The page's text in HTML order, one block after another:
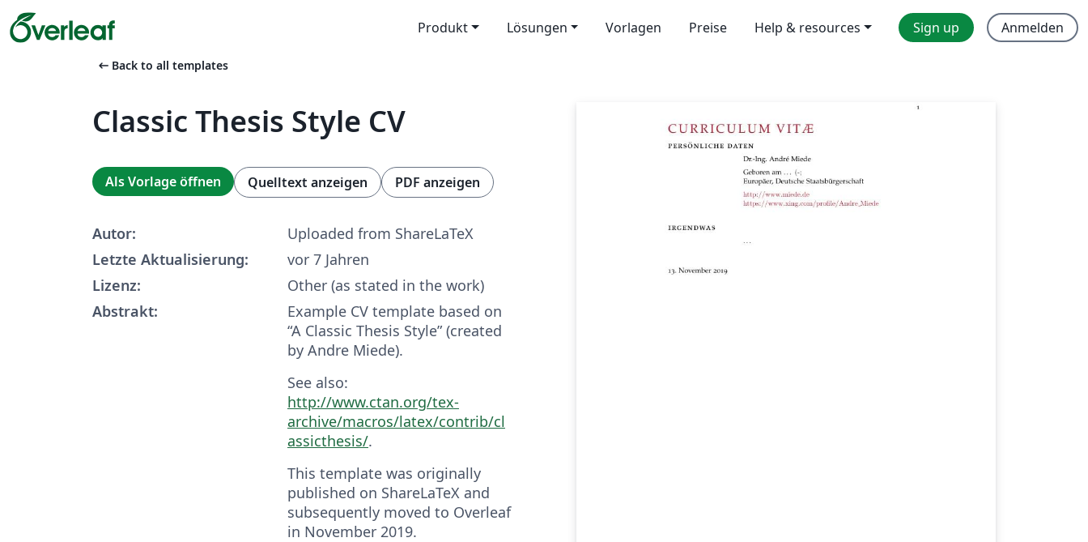
Produkt Lösungen Vorlagen Preise Help & resources Sign up Anmelden
arrow_left_alt Back to all templates
Classic Thesis Style CV
Als Vorlage öffnen Quelltext anzeigen PDF anzeigen
Autor:
Uploaded from ShareLaTeX
Letzte Aktualisierung:
vor 7 Jahren
Lizenz:
Other (as stated in the work)
Abstrakt:
Example CV template based on
“A Classic Thesis Style” (created
by Andre Miede).
See also:
http://www.ctan.org/tex-
archive/macros/latex/contrib/cl
assicthesis/.
This template was originally
published on ShareLaTeX and
subsequently moved to Overleaf
in November 2019.